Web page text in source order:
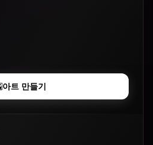
아트 만들기